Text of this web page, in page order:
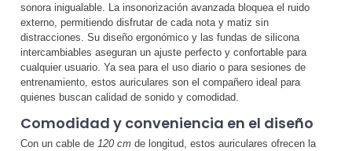
sonora inigualable. La insonorización avanzada bloquea el ruido
externo, permitiendo disfrutar de cada nota y matiz sin
distracciones. Su diseño ergonómico y las fundas de silicona
intercambiables aseguran un ajuste perfecto y confortable para
cualquier usuario. Ya sea para el uso diario o para sesiones de
entrenamiento, estos auriculares son el compañero ideal para
quienes buscan calidad de sonido y comodidad.
Comodidad y conveniencia en el diseño
Con un cable de 120 cm de longitud, estos auriculares ofrecen la